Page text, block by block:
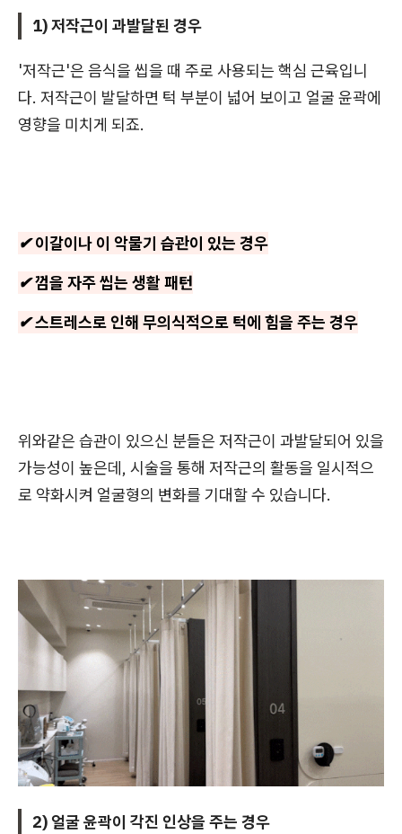
1) 저작근이 과발달된 경우
'저작근'은 음식을 씹을 때 주로 사용되는 핵심 근육입니
다. 저작근이 발달하면 턱 부분이 넓어 보이고 얼굴 윤곽에
영향을 미치게 되죠.
✔ 이갈이나 이 악물기 습관이 있는 경우
✔ 껌을 자주 씹는 생활 패턴
✔ 스트레스로 인해 무의식적으로 턱에 힘을 주는 경우
위와같은 습관이 있으신 분들은 저작근이 과발달되어 있을
가능성이 높은데, 시술을 통해 저작근의 활동을 일시적으
로 약화시켜 얼굴형의 변화를 기대할 수 있습니다.
2) 얼굴 윤곽이 각진 인상을 주는 경우